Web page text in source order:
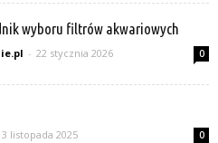
wyboru filtrów akwariowych
- 22 stycznia 2026 0
3 listopada 2025 0